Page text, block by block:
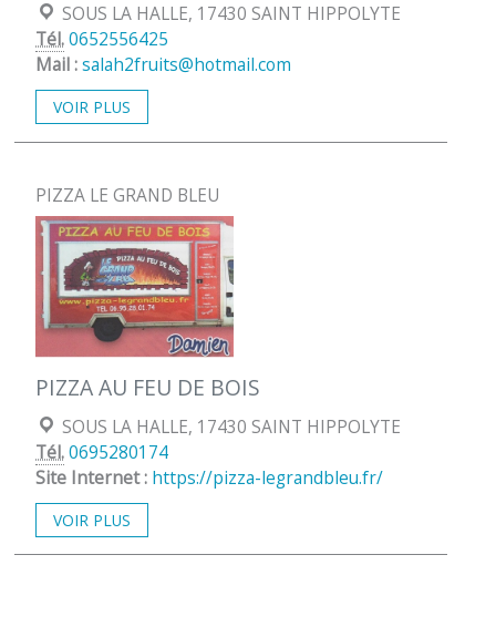
Localisation :
SOUS LA HALLE, 17430 SAINT HIPPOLYTE
Tél.0652556425
Mail :salah2fruits@hotmail.com
VOIR PLUS
PIZZA LE GRAND BLEU
PIZZA AU FEU DE BOIS
Localisation :
SOUS LA HALLE, 17430 SAINT HIPPOLYTE
Tél.0695280174
Site Internet : https://pizza-legrandbleu.fr/
VOIR PLUS